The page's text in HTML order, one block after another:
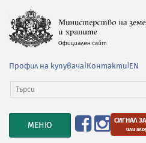
Профил на купувача Контакти EN
TOGGLE
NAVIGATION
МЕНЮ СИГНАЛ
или